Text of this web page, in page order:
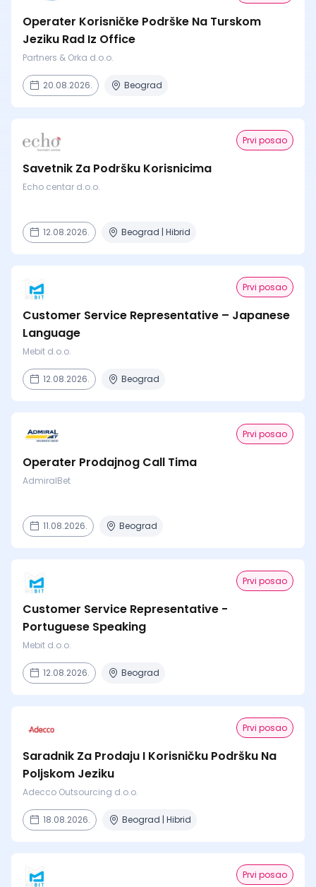
Operater Korisničke Podrške Na Turskom
Jeziku Rad Iz Office
Partners & Orka d.o.o.
20.08.2026. Beograd
Prvi posao
Savetnik Za Podršku Korisnicima
Echo centar d.o.o.
12.08.2026. Beograd | Hibrid
Prvi posao
Customer Service Representative – Japanese
Language
Mebit d.o.o.
12.08.2026. Beograd
Prvi posao
Operater Prodajnog Call Tima
AdmiralBet
11.08.2026. Beograd
Prvi posao
Customer Service Representative -
Portuguese Speaking
Mebit d.o.o.
12.08.2026. Beograd
Prvi posao
Saradnik Za Prodaju I Korisničku Podršku Na
Poljskom Jeziku
Adecco Outsourcing d.o.o.
18.08.2026. Beograd | Hibrid
Prvi posao